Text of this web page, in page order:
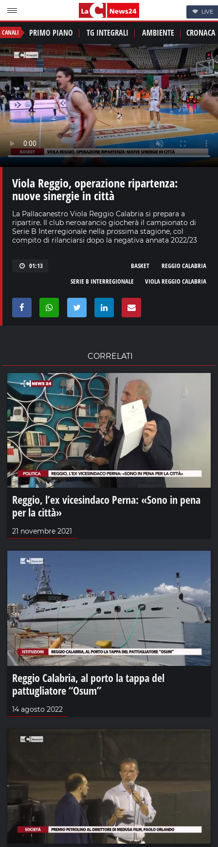
LIVE
CANALI PRIMO PIANO TG INTEGRALI AMBIENTE CRONACA
Viola Reggio, operazione ripartenza:
nuove sinergie in città
La Pallacanestro Viola Reggio Calabria si prepara a
ripartire. Il club neroarancio giocherà il campionato di
Serie B Interregionale nella prossima stagione, col
compito di rilanciarsi dopo la negativa annata 2022/23
01:13 REGGIO CALABRIA
BASKET
VIOLA REGGIO CALABRIA
SERIE B INTERREGIONALE
CORRELATI
Reggio, l’ex vicesindaco Perna: «Sono in pena
per la città»
21 novembre 2021
Reggio Calabria, al porto la tappa del
pattugliatore “Osum”
14 agosto 2022